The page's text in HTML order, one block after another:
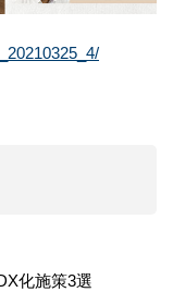
化施策3選